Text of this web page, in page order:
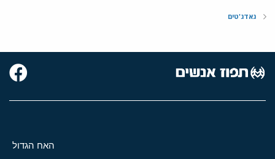
גאדג'טים
האח הגדול